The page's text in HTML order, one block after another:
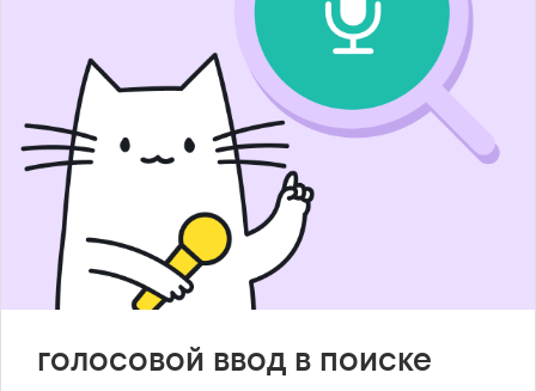
голосовой ввод в поиске